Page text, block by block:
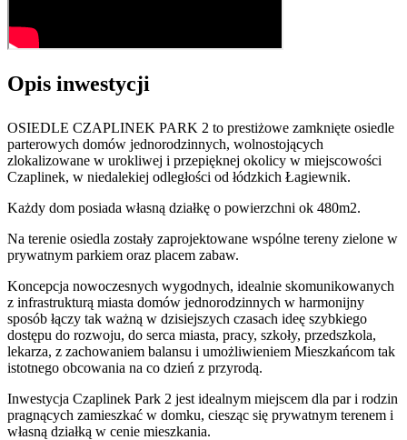
Opis inwestycji
OSIEDLE CZAPLINEK PARK 2 to prestiżowe zamknięte osiedle
parterowych domów jednorodzinnych, wolnostojących
zlokalizowane w urokliwej i przepięknej okolicy w miejscowości
Czaplinek, w niedalekiej odległości od łódzkich Łagiewnik.
Każdy dom posiada własną działkę o powierzchni ok 480m2.
Na terenie osiedla zostały zaprojektowane wspólne tereny zielone w
prywatnym parkiem oraz placem zabaw.
Koncepcja nowoczesnych wygodnych, idealnie skomunikowanych
z infrastrukturą miasta domów jednorodzinnych w harmonijny
sposób łączy tak ważną w dzisiejszych czasach ideę szybkiego
dostępu do rozwoju, do serca miasta, pracy, szkoły, przedszkola,
lekarza, z zachowaniem balansu i umożliwieniem Mieszkańcom tak
istotnego obcowania na co dzień z przyrodą.
Inwestycja Czaplinek Park 2 jest idealnym miejscem dla par i rodzin
pragnących zamieszkać w domku, ciesząc się prywatnym terenem i
własną działką w cenie mieszkania.